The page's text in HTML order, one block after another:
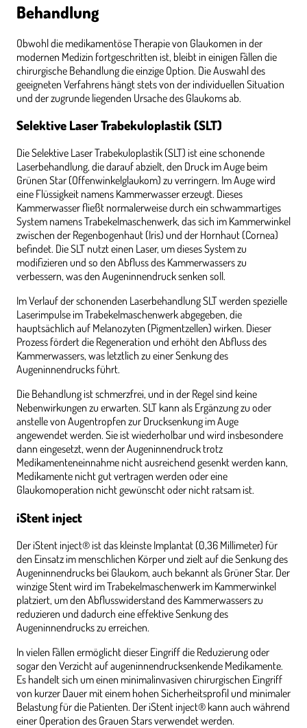
Behandlung
Obwohl die medikamentöse Therapie von Glaukomen in der
modernen Medizin fortgeschritten ist, bleibt in einigen Fällen die
chirurgische Behandlung die einzige Option. Die Auswahl des
geeigneten Verfahrens hängt stets von der individuellen Situation
und der zugrunde liegenden Ursache des Glaukoms ab.
Selektive Laser Trabekuloplastik (SLT)
Die Selektive Laser Trabekuloplastik (SLT) ist eine schonende
Laserbehandlung, die darauf abzielt, den Druck im Auge beim
Grünen Star (Offenwinkelglaukom) zu verringern. Im Auge wird
eine Flüssigkeit namens Kammerwasser erzeugt. Dieses
Kammerwasser fließt normalerweise durch ein schwammartiges
System namens Trabekelmaschenwerk, das sich im Kammerwinkel
zwischen der Regenbogenhaut (Iris) und der Hornhaut (Cornea)
befindet. Die SLT nutzt einen Laser, um dieses System zu
modifizieren und so den Abfluss des Kammerwassers zu
verbessern, was den Augeninnendruck senken soll.
Im Verlauf der schonenden Laserbehandlung SLT werden spezielle
Laserimpulse im Trabekelmaschenwerk abgegeben, die
hauptsächlich auf Melanozyten (Pigmentzellen) wirken. Dieser
Prozess fördert die Regeneration und erhöht den Abfluss des
Kammerwassers, was letztlich zu einer Senkung des
Augeninnendrucks führt.
Die Behandlung ist schmerzfrei, und in der Regel sind keine
Nebenwirkungen zu erwarten. SLT kann als Ergänzung zu oder
anstelle von Augentropfen zur Drucksenkung im Auge
angewendet werden. Sie ist wiederholbar und wird insbesondere
dann eingesetzt, wenn der Augeninnendruck trotz
Medikamenteneinnahme nicht ausreichend gesenkt werden kann,
Medikamente nicht gut vertragen werden oder eine
Glaukomoperation nicht gewünscht oder nicht ratsam ist.
iStent inject
Der iStent inject® ist das kleinste Implantat (0,36 Millimeter) für
den Einsatz im menschlichen Körper und zielt auf die Senkung des
Augeninnendrucks bei Glaukom, auch bekannt als Grüner Star. Der
winzige Stent wird im Trabekelmaschenwerk im Kammerwinkel
platziert, um den Abflusswiderstand des Kammerwassers zu
reduzieren und dadurch eine effektive Senkung des
Augeninnendrucks zu erreichen.
In vielen Fällen ermöglicht dieser Eingriff die Reduzierung oder
sogar den Verzicht auf augeninnendrucksenkende Medikamente.
Es handelt sich um einen minimalinvasiven chirurgischen Eingriff
von kurzer Dauer mit einem hohen Sicherheitsprofil und minimaler
Belastung für die Patienten. Der iStent inject® kann auch während
einer Operation des Grauen Stars verwendet werden.